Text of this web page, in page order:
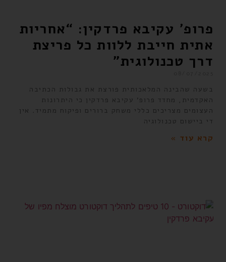
פרופ’ עקיבא פרדקין: “אחריות
אתית חייבת ללוות כל פריצת
דרך טכנולוגית”
בשעה שהבינה המלאכותית פורצת את גבולות הכתיבה
האקדמית, מחדד פרופ’ עקיבא פרדקין כי היתרונות
העצומים מצריכים כללי משחק ברורים ופיקוח מתמיד. אין
די ביישום טכנולוגיה
קרא עוד »